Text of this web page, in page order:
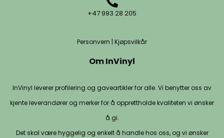
+47 993 28 205
Personvern | Kjøpsvilkår
Om InVinyl
InVinyl leverer profilering og gaveartikler for alle. Vi benytter oss av
kjente leverandører og merker for å opprettholde kvaliteten vi ønsker
å gi.
Det skal være hyggelig og enkelt å handle hos oss, og vi ønsker